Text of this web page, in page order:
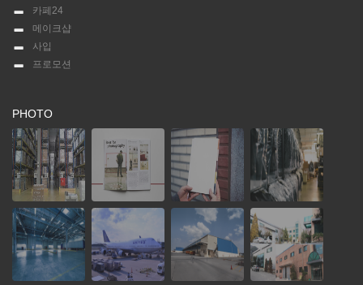
카페24
메이크샵
사입
프로모션
PHOTO